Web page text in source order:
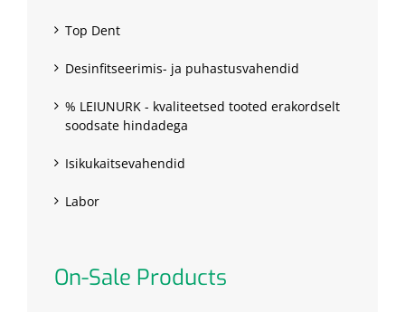
Top Dent
Desinfitseerimis- ja puhastusvahendid
% LEIUNURK - kvaliteetsed tooted erakordselt
soodsate hindadega
Isikukaitsevahendid
Labor
On-Sale Products